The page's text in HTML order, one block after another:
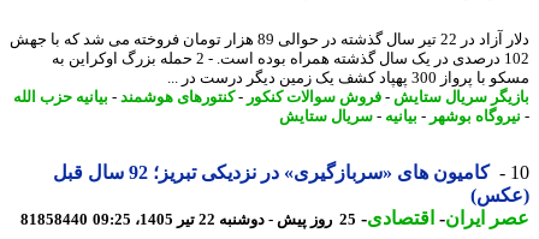
دلار آزاد در 22 تیر سال گذشته در حوالی 89 هزار تومان فروخته می شد که با جهش
102 درصدی در یک سال گذشته همراه بوده است. - 2 حمله بزرگ اوکراین به
300 پهپاد کشف یک زمین دیگر درست در ...
سریال ستایش-فروش سوالات کنکور-کنتورهای هوشمند-بیانیه حزب الله
بوشهر-بیانیه-سریال ستایش
کامیون های «سربازگیری» در نزدیکی تبریز؛ 92 سال قبل
ایران- اقتصادی-25 روز پیش - دوشنبه 22 تیر 1405، 09:25 81858440